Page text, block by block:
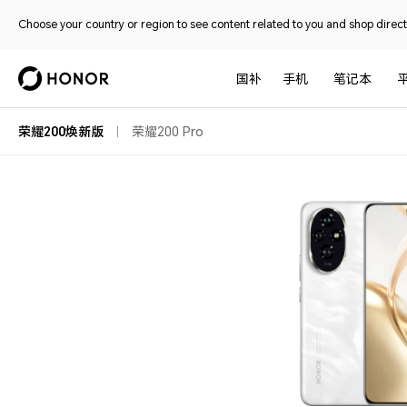
Choose your country or region to see content related to you and shop
国补 手机 笔记本
荣耀200焕新版 荣耀200 Pro